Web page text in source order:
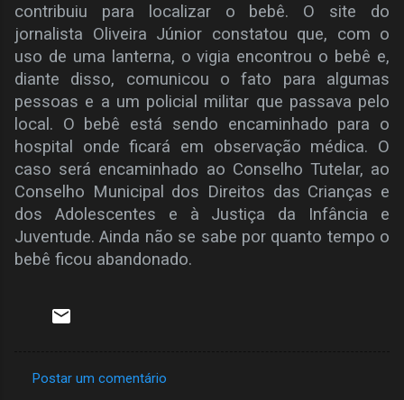
contribuiu para localizar o bebê. O site do
jornalista Oliveira Júnior constatou que, com o
uso de uma lanterna, o vigia encontrou o bebê e,
diante disso, comunicou o fato para algumas
pessoas e a um policial militar que passava pelo
local. O bebê está sendo encaminhado para o
hospital onde ficará em observação médica. O
caso será encaminhado ao Conselho Tutelar, ao
Conselho Municipal dos Direitos das Crianças e
dos Adolescentes e à Justiça da Infância e
Juventude. Ainda não se sabe por quanto tempo o
bebê ficou abandonado.
Postar um comentário